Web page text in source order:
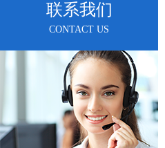
联系我们
CONTACT US